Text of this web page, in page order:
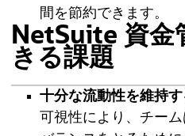
間を節約できます。
NetSuite 資金
きる課題
十分な流動性を維持す
可視性により、チー